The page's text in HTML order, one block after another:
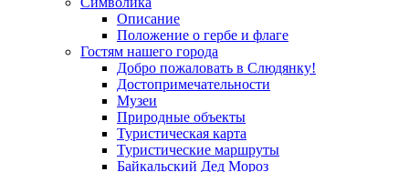
Описание
Положение о гербе и флаге
Гостям нашего города
Добро пожаловать в Слюдянку!
Достопримечательности
Музеи
Природные объекты
Туристическая карта
Туристические маршруты
Байкальский Дед Мороз